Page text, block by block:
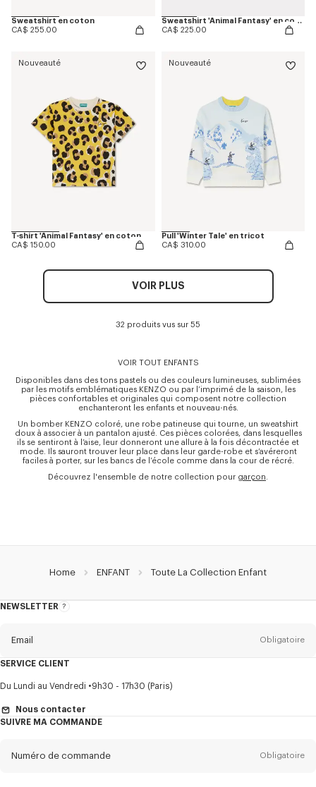
Sweatshirt en coton
CA$ 255.00
Sweatshirt 'Animal Fantasy' en coton
CA$ 225.00
Nouveauté
T-shirt 'Animal Fantasy' en coton
CA$ 150.00
Nouveauté
Pull 'Winter Tale' en tricot
CA$ 310.00
VOIR PLUS
32 produits vus sur 55
VOIR TOUT ENFANTS
Disponibles dans des tons pastels ou des couleurs lumineuses, sublimées
par les motifs emblématiques KENZO ou par l’imprimé de la saison, les
pièces confortables et originales qui composent notre collection
enchanteront les enfants et nouveau-nés.
Un bomber KENZO coloré, une robe patineuse qui tourne, un sweatshirt
doux à associer à un pantalon ajusté. Ces pièces colorées, dans lesquelles
ils se sentiront à l’aise, leur donneront une allure à la fois décontractée et
mode. Ils sauront trouver leur place dans leur garde-robe et s’avéreront
faciles à porter, sur les bancs de l’école comme dans la cour de récré.
Découvrez l'ensemble de notre collection pour garçon
Home ENFANT Toute La Collection Enfant
NEWSLETTER
A
Email Obligatoire
Titre Obligatoire
Prénom*
SERVICE CLIENT
Du Lundi au Vendredi 9h30 - 17h30 (Paris)
Nous contacter
SUIVRE MA COMMANDE
Numéro de commande Obligatoire